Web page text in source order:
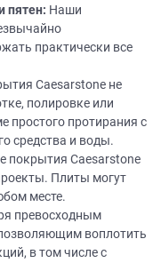
пятен: Наши
практически все
Caesarstone не
полировке или
простого протирания с
средства и воды.
покрытия Caesarstone
Плиты могут
месте.
превосходным
воплотить
в том числе с